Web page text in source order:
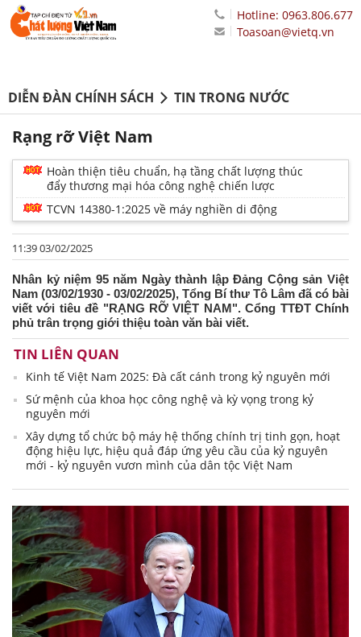
Hotline: 0963.806.677
Toasoan@vietq.vn
DIỄN ĐÀN CHÍNH SÁCH TIN TRONG NƯỚC
Rạng rỡ Việt Nam
Hoàn thiện tiêu chuẩn, hạ tầng chất lượng thúc
đẩy thương mại hóa công nghệ chiến lược
TCVN 14380-1:2025 về máy nghiền di động
11:39 03/02/2025
Nhân kỷ niệm 95 năm Ngày thành lập Đảng Cộng sản Việt
Nam (03/02/1930 - 03/02/2025), Tổng Bí thư Tô Lâm đã có bài
viết với tiêu đề "RẠNG RỠ VIỆT NAM". Cổng TTĐT Chính
phủ trân trọng giới thiệu toàn văn bài viết.
TIN LIÊN QUAN
Kinh tế Việt Nam 2025: Đà cất cánh trong kỷ nguyên mới
Sứ mệnh của khoa học công nghệ và kỳ vọng trong kỷ
nguyên mới
Xây dựng tổ chức bộ máy hệ thống chính trị tinh gọn, hoạt
động hiệu lực, hiệu quả đáp ứng yêu cầu của kỷ nguyên
mới - kỷ nguyên vươn mình của dân tộc Việt Nam